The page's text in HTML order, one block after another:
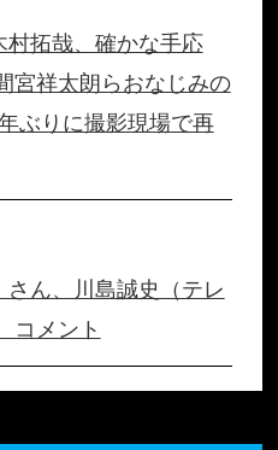
村拓哉、確かな手応
宮祥太朗らおなじみの
ぶりに撮影現場で再
ん、川島誠史（テレ
コメント